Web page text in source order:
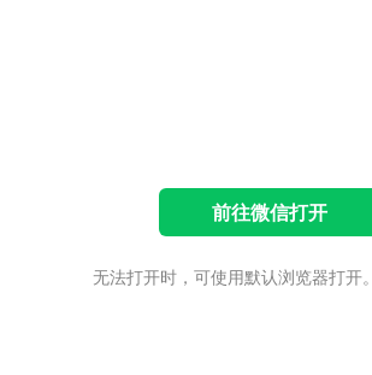
前往微信打开
无法打开时，可使用默认浏览器打开。